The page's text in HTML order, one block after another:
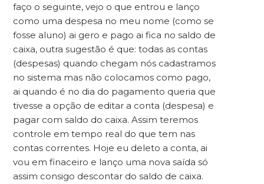
faço o seguinte, vejo o que entrou e lanço
como uma despesa no meu nome (como se
fosse aluno) ai gero e pago ai fica no saldo de
caixa, outra sugestão é que: todas as contas
(despesas) quando chegam nós cadastramos
no sistema mas não colocamos como pago,
ai quando é no dia do pagamento queria que
tivesse a opção de editar a conta (despesa) e
pagar com saldo do caixa. Assim teremos
controle em tempo real do que tem nas
contas correntes. Hoje eu deleto a conta, ai
vou em finaceiro e lanço uma nova saída só
assim consigo descontar do saldo de caixa.